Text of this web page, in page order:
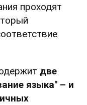
проходят
две
языка" – и